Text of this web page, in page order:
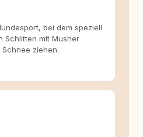
bei dem speziell
Schlitten mit Musher
ziehen.